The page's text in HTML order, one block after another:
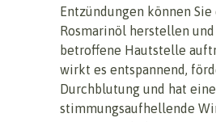
Entzündungen können
Rosmarinöl herstellen
betroffene Hautstelle
wirkt es entspannend,
Durchblutung und hat eine
stimmungsaufhellende